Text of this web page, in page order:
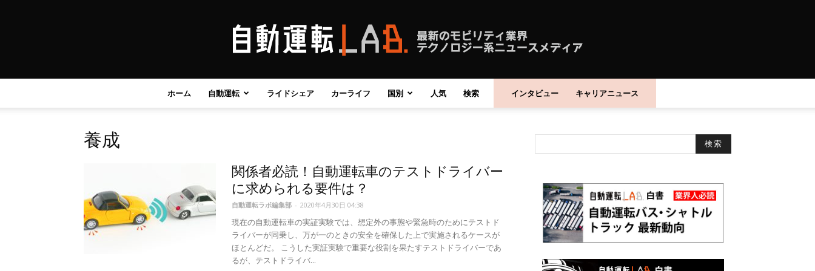
自
動
運
ホーム 自動運転 ライドシェア カーライフ 国別 人気 検索 インタビュー キャリアニュース
養成
関係者必読！自動運転車のテストドライバー
に求められる要件は？
自動運転ラボ編集部 - 2020年4月30日 04:38
現在の自動運転車の実証実験では、想定外の事態や緊急時のためにテストド
ライバーが同乗し、万が一のときの安全を確保した上で実施されるケースが
ほとんどだ。 こうした実証実験で重要な役割を果たすテストドライバーであ
るが、テストドライバ...